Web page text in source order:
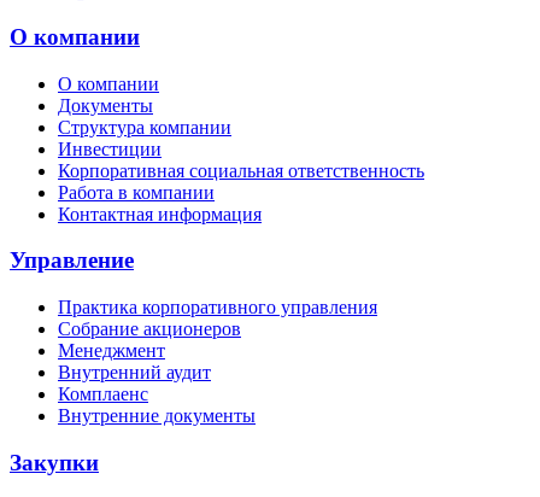
О компании
О компании
Документы
Структура компании
Инвестиции
Корпоративная социальная ответственность
Работа в компании
Контактная информация
Управление
Практика корпоративного управления
Собрание акционеров
Менеджмент
Внутренний аудит
Комплаенс
Внутренние документы
Закупки